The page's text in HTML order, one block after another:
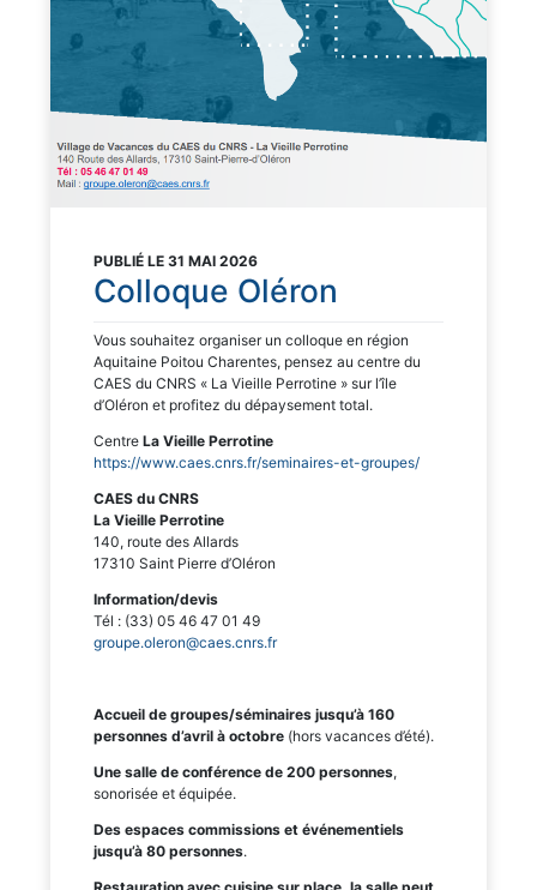
PUBLIÉ LE 31 MAI 2026
Colloque Oléron
Vous souhaitez organiser un colloque en région
Aquitaine Poitou Charentes, pensez au centre du
CAES du CNRS « La Vieille Perrotine » sur l’île
d’Oléron et profitez du dépaysement total.
Centre La Vieille Perrotine
https://www.caes.cnrs.fr/seminaires-et-groupes/
CAES du CNRS
La Vieille Perrotine
140, route des Allards
17310 Saint Pierre d’Oléron
Information/devis
Tél : (33) 05 46 47 01 49
groupe.oleron@caes.cnrs.fr
Accueil de groupes/séminaires jusqu’à 160
personnes d’avril à octobre (hors vacances d’été).
Une salle de conférence de 200 personnes,
sonorisée et équipée.
Des espaces commissions et événementiels
jusqu’à 80 personnes.